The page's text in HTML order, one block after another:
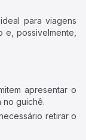
para viagens
e, possivelmente,
apresentar o
no guichê.
retirar o